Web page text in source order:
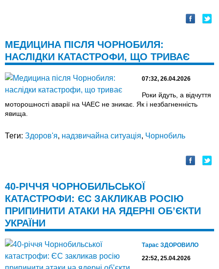
МЕДИЦИНА ПІСЛЯ ЧОРНОБИЛЯ:
НАСЛІДКИ КАТАСТРОФИ, ЩО ТРИВАЄ
07:32, 26.04.2026
Роки йдуть, а відчуття
моторошності аварії на ЧАЕС не зникає. Як і незбагненність
явища.
Теги: Здоров'я, надзвичайна ситуація, Чорнобиль
40-РІЧЧЯ ЧОРНОБИЛЬСЬКОЇ
КАТАСТРОФИ: ЄС ЗАКЛИКАВ РОСІЮ
ПРИПИНИТИ АТАКИ НА ЯДЕРНІ ОБ’ЄКТИ
УКРАЇНИ
Тарас ЗДОРОВИЛО
22:52, 25.04.2026